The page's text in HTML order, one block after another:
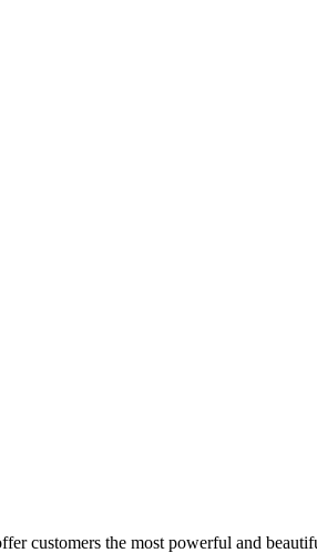
customers the most powerful and